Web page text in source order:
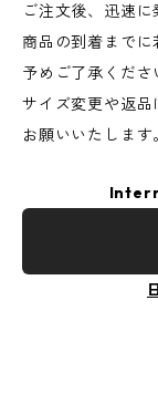
ご注文後、迅速に
商品の到着までに
予めご了承くださ
サイズ変更や返
お願いいたします